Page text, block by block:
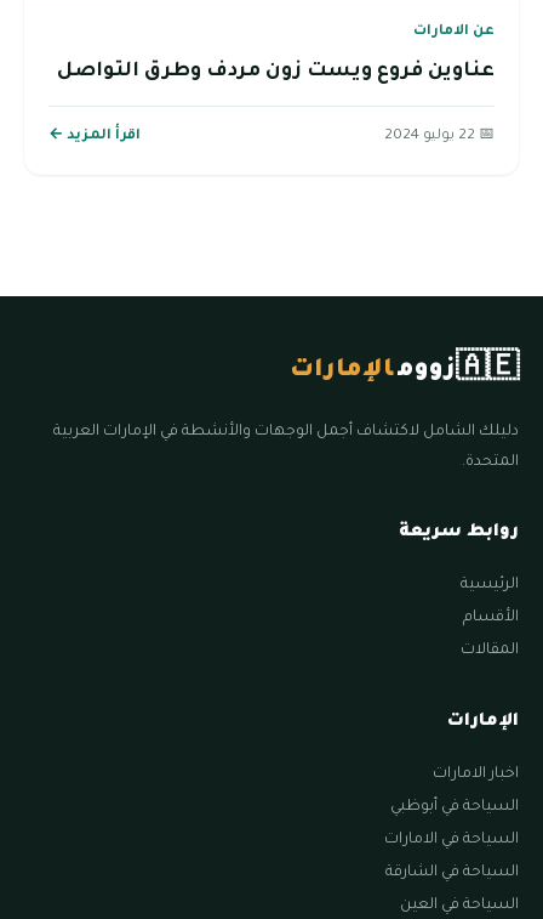
عن الامارات
عناوين فروع ويست زون مردف وطرق التواصل
📅 22 يوليو 2024 اقرأ المزيد ←
🇦🇪زوومالإمارات
دليلك الشامل لاكتشاف أجمل الوجهات والأنشطة في الإمارات العربية
المتحدة.
روابط سريعة
الرئيسية
الأقسام
المقالات
الإمارات
اخبار الامارات
السياحة في أبوظبي
السياحة في الامارات
السياحة في الشارقة
السياحة في العين